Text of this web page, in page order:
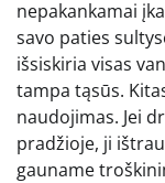
nepakankamai
savo paties
išsiskiria visas
tampa tąsūs.
naudojimas. Jei
pradžioje, ji
gauname